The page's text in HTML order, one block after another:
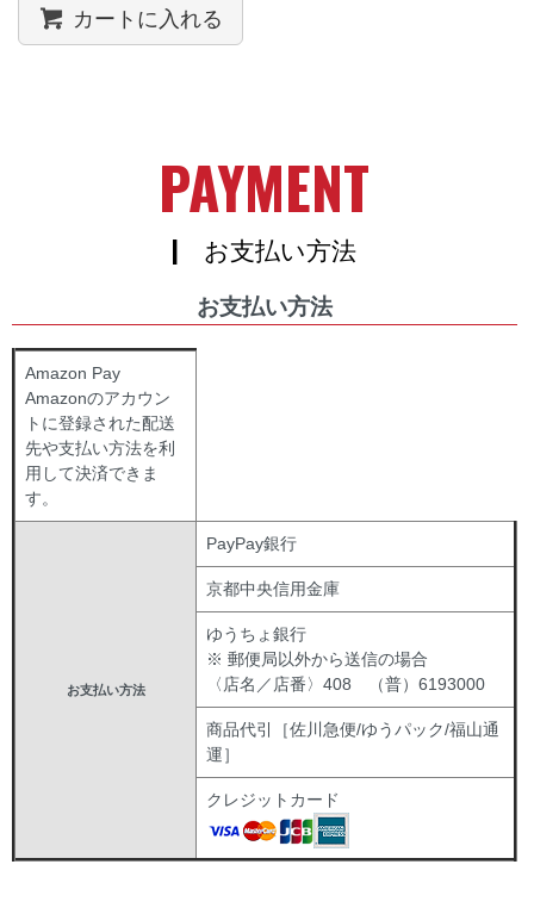
カートに入れる
PAYMENT
| お支払い方法
お支払い方法
Amazon Pay
Amazonのアカウン
トに登録された配送
先や支払い方法を利
用して決済できま
す。
お支払い方法
PayPay銀行
京都中央信用金庫
ゆうちょ銀行
※ 郵便局以外から送信の場合
〈店名／店番〉408 （普）6193000
商品代引［佐川急便/ゆうパック/福山通
運］
クレジットカード